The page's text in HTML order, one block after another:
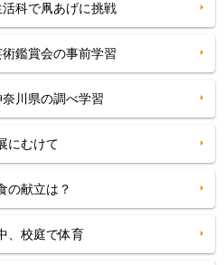
科で凧あげに挑戦
鑑賞会の事前学習
川県の調べ学習
にむけて
の献立は？
、校庭で体育